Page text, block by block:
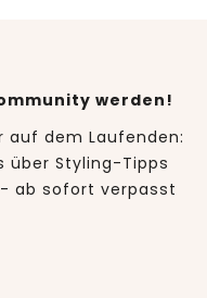
werden!
auf dem Laufenden:
über Styling-Tipps
ab sofort verpasst